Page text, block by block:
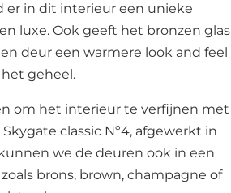
er in dit interieur een unieke
luxe. Ook geeft het bronzen glas
deur een warmere look and feel
het geheel.
om het interieur te verfijnen met
classic Nº4, afgewerkt in
we de deuren ook in een
brons, brown, champagne of